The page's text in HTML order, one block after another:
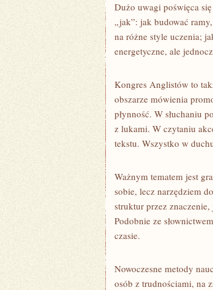
Dużo uwagi poświęca
„jak”: jak budować
na różne style uczenia;
energetyczne, ale
Kongres Anglistów to
obszarze mówienia
płynność. W słuchaniu
z lukami. W czytaniu
tekstu. Wszystko w
Ważnym tematem jest
sobie, lecz narzędziem
struktur przez
Podobnie ze
czasie.
Nowoczesne metody
osób z trudnościami, na